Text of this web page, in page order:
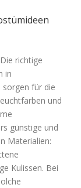
richtige
in
sorgen für die
und
günstige und
Materialien:
Kulissen. Bei